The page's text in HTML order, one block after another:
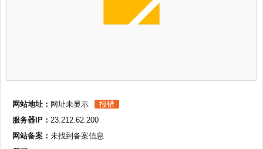
网站地址： 网址未显示
报错
服务器IP： 23.212.62.200
网站备案： 未找到备案信息